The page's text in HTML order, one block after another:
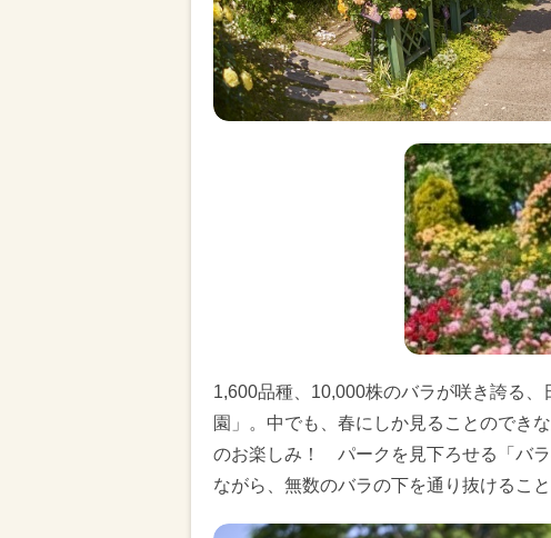
1,600品種、10,000株のバラが咲き誇る
園」。中でも、春にしか見ることのでき
のお楽しみ！ パークを見下ろせる「バ
ながら、無数のバラの下を通り抜けること